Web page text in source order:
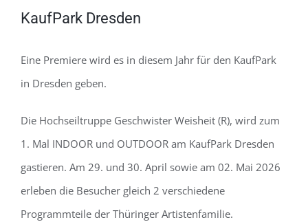
grösseres
KaufPark Dresden
Eine Premiere wird es in diesem Jahr für den KaufPark
in Dresden geben.
Die Hochseiltruppe Geschwister Weisheit (R), wird zum
1. Mal INDOOR und OUTDOOR am KaufPark Dresden
gastieren. Am 29. und 30. April sowie am 02. Mai 2026
erleben die Besucher gleich 2 verschiedene
Programmteile der Thüringer Artistenfamilie.